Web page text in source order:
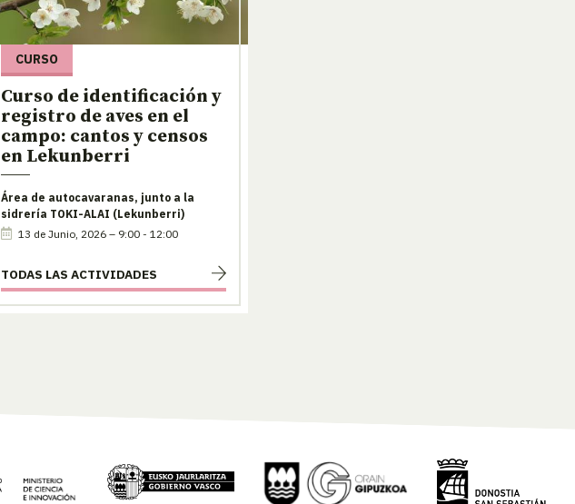
CURSO
Curso de identificación y
registro de aves en el
campo: cantos y censos
en Lekunberri
Área de autocavaranas, junto a la
sidrería TOKI-ALAI (Lekunberri)
13 de Junio, 2026 – 9:00 - 12:00
TODAS LAS ACTIVIDADES